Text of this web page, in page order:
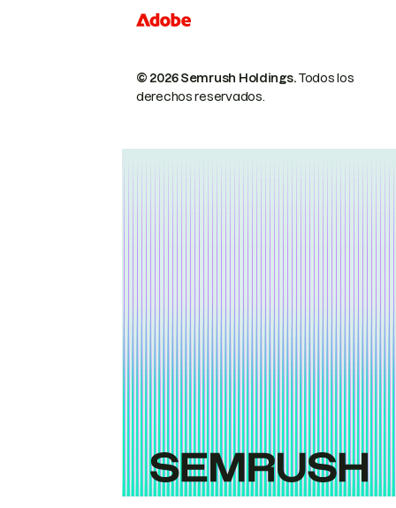
© 2026 Semrush Holdings.Todos los
derechos reservados.